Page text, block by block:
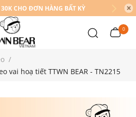
CHO ĐƠN HÀNG BẤT KỲ
0
/
vai hoạ tiết TTWN BEAR - TN2215